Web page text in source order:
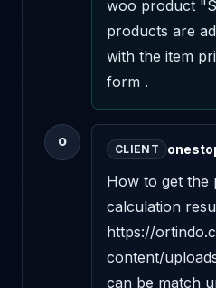
woo product
products are
with the item
form .
O
CLIENT
How to get the
calculation
https://
content/
can be match